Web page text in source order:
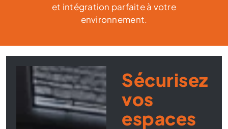
et intégration parfaite à votre
environnement.
Sécurisez
vos
espaces